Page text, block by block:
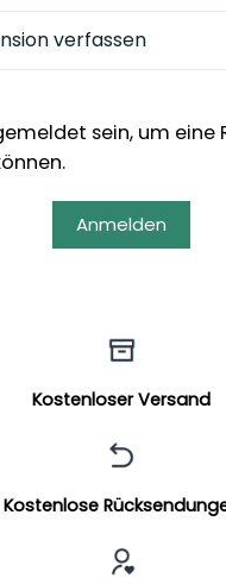
verfassen
sein, um eine
Anmelden
Kostenloser Versand
Kostenlose